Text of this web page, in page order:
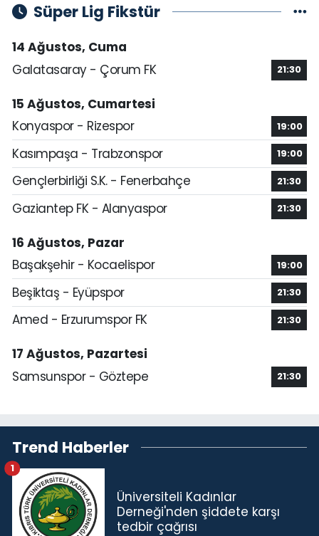
Süper Lig Fikstür
14 Ağustos, Cuma
Galatasaray - Çorum FK
21:30
15 Ağustos, Cumartesi
Konyaspor - Rizespor
19:00
Kasımpaşa - Trabzonspor 19:00
Gençlerbirliği S.K. - Fenerbahçe 21:30
Gaziantep FK - Alanyaspor 21:30
16 Ağustos, Pazar
Başakşehir - Kocaelispor
19:00
Beşiktaş - Eyüpspor 21:30
Amed - Erzurumspor FK 21:30
17 Ağustos, Pazartesi
Samsunspor - Göztepe
21:30
Trend Haberler
Üniversiteli Kadınlar
Derneği'nden şiddete karşı
tedbir çağrısı
1